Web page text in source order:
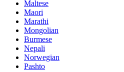
Maltese
Maori
Marathi
Mongolian
Burmese
Nepali
Norwegian
Pashto